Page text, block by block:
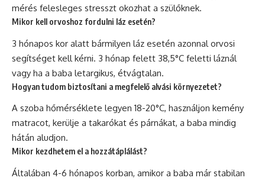
mérés felesleges stresszt okozhat a szülőknek.
Mikor kell orvoshoz fordulni láz esetén?
3 hónapos kor alatt bármilyen láz esetén azonnal orvosi
segítséget kell kérni. 3 hónap felett 38,5°C feletti láznál
vagy ha a baba letargikus, étvágtalan.
Hogyan tudom biztosítani a megfelelő alvási környezetet?
A szoba hőmérséklete legyen 18-20°C, használjon kemény
matracot, kerülje a takarókat és párnákat, a baba mindig
hátán aludjon.
Mikor kezdhetem el a hozzátáplálást?
Általában 4-6 hónapos korban, amikor a baba már stabilan